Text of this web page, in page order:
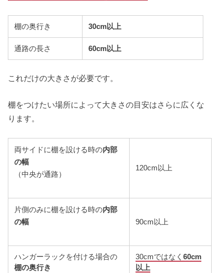
棚の奥行き 30cm以上
通路の長さ 60cm以上
これだけの大きさが必要です。
棚をつけたい場所によって大きさの目安はさらに広くな
ります。
両サイドに棚を設ける時の内部
の幅
（中央が通路）
120cm以上
片側のみに棚を設ける時の内部
の幅
90cm以上
ハンガーラックを付ける場合の
棚の奥行き
30cmではなく60cm
以上